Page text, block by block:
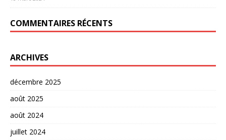
COMMENTAIRES RÉCENTS
ARCHIVES
décembre 2025
août 2025
août 2024
juillet 2024